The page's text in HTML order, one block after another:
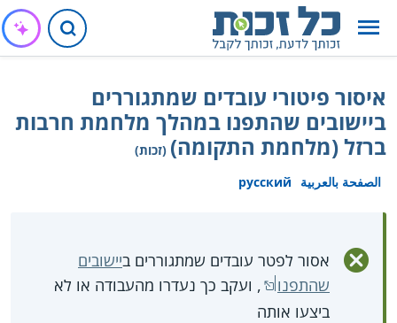
איסור פיטורי עובדים שמתגוררים
ביישובים שהתפנו במהלך מלחמת חרבות
ברזל (מלחמת התקומה) (זכות)
الصفحة بالعربية
русский
אסור לפטר עובדים שמתגוררים ביישובים
שהתפנו
, ועקב כך נעדרו מהעבודה או לא
ביצעו אותה